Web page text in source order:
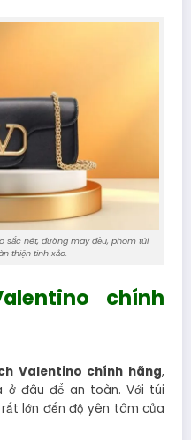
sắc nét, đường may đều, phom túi
thiện tinh xảo.
chính
Valentino chính hãng,
ở đâu để an toàn. Với túi
lớn đến độ yên tâm của